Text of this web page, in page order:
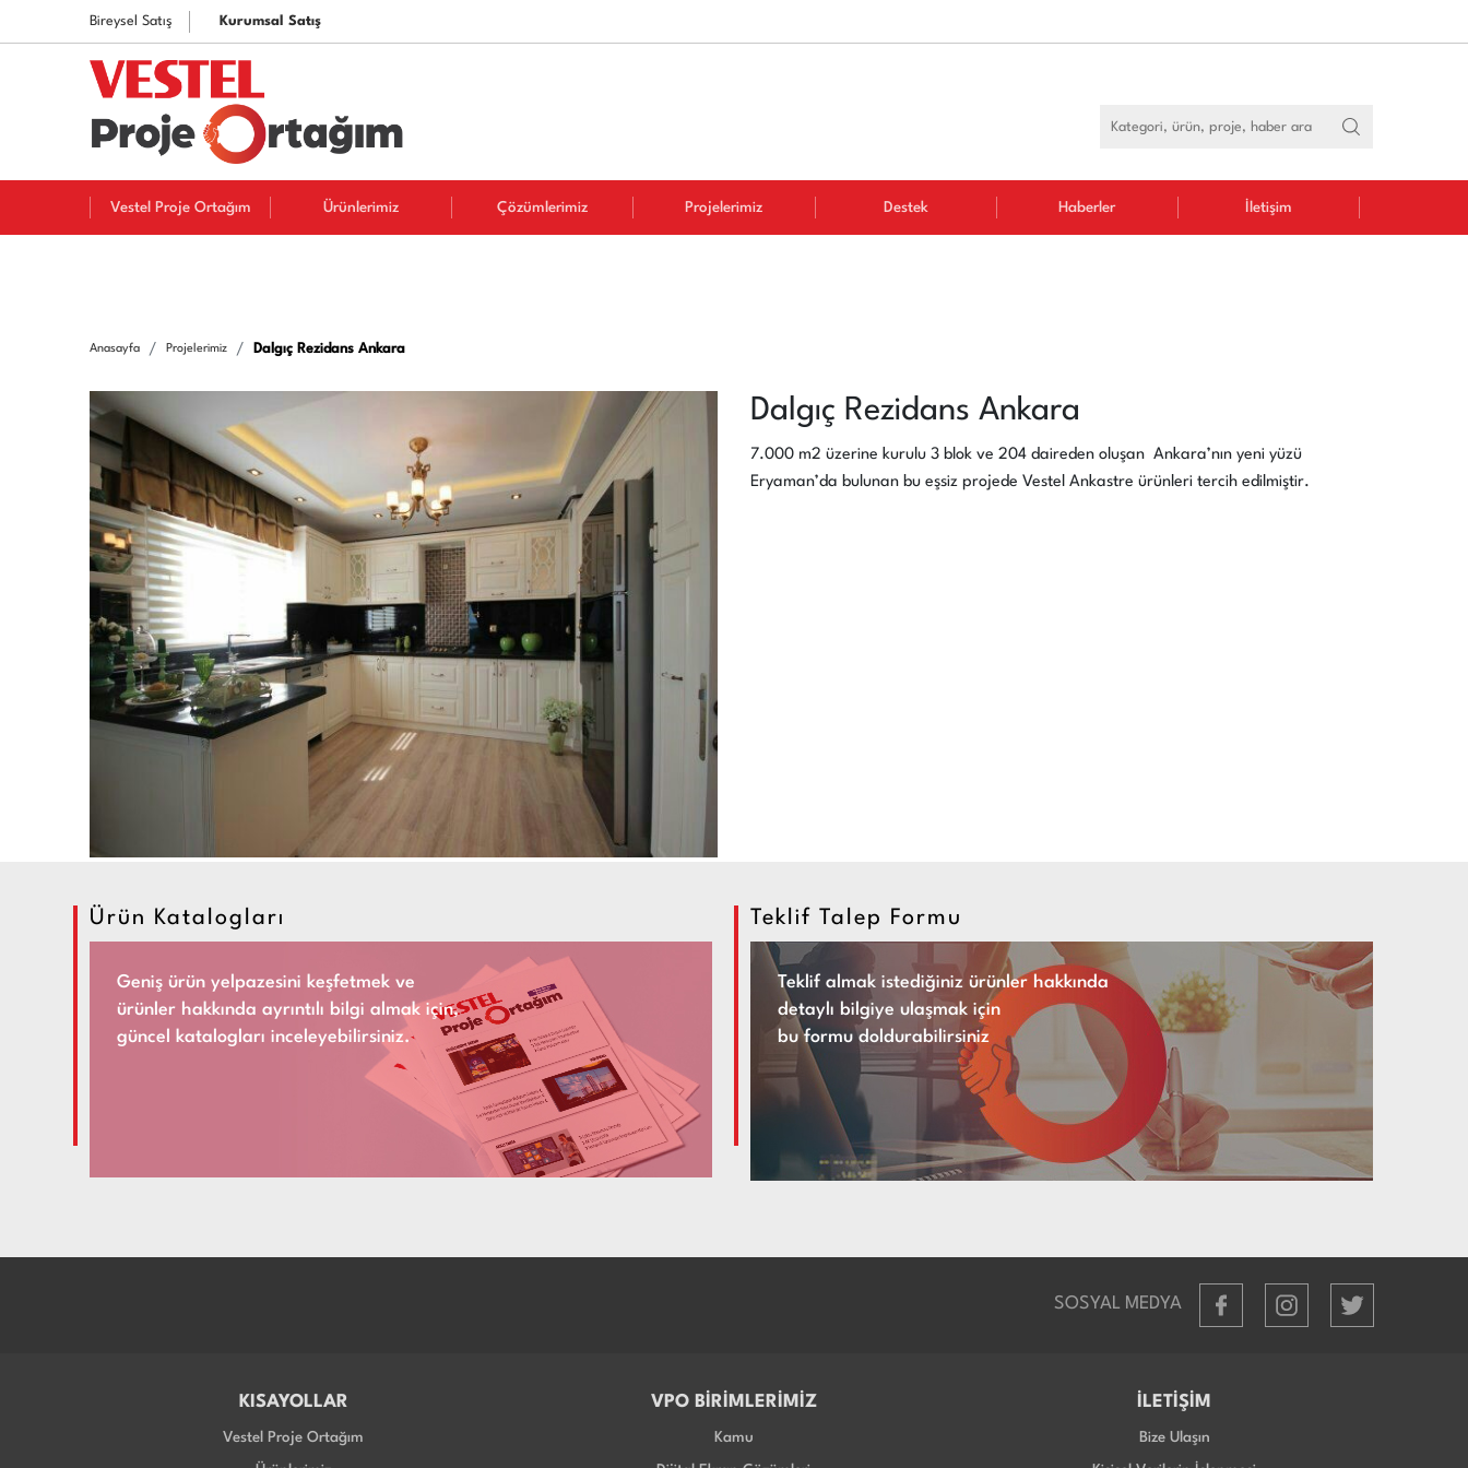
Bireysel Satış Kurumsal Satış
Vestel Proje Ortağım Ürünlerimiz Çözümlerimiz Projelerimiz Destek Haberler İletişim
Anasayfa Projelerimiz Dalgıç Rezidans Ankara
Dalgıç Rezidans Ankara
7.000 m2 üzerine kurulu 3 blok ve 204 daireden oluşan Ankara’nın yeni yüzü
Eryaman’da bulunan bu eşsiz projede Vestel Ankastre ürünleri tercih edilmiştir.
Ürün Katalogları
Geniş ürün yelpazesini keşfetmek ve
ürünler hakkında ayrıntılı bilgi almak için,
güncel katalogları inceleyebilirsiniz.
Teklif Talep Formu
Teklif almak istediğiniz ürünler hakkında
detaylı bilgiye ulaşmak için
bu formu doldurabilirsiniz
SOSYAL MEDYA
KISAYOLLAR
Vestel Proje Ortağım
VPO BİRİMLERİMİZ
Kamu
İLETİŞİM
Bize Ulaşın